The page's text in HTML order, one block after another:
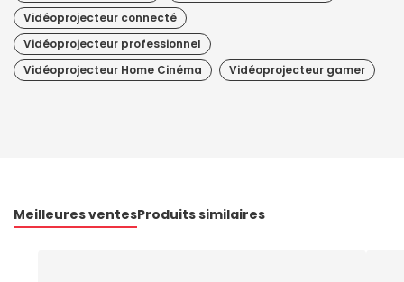
Vidéoprojecteur connecté
Vidéoprojecteur professionnel
Vidéoprojecteur Home Cinéma
Vidéoprojecteur gamer
Meilleures ventesProduits similaires